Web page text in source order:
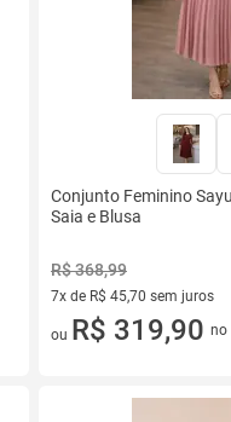
Conjunto Feminino
Saia e Blusa
R$ 368,99
7x de R$ 45,70 sem juros
7 vez de R$ 45,70 sem juros
ou R$ 319,90 no